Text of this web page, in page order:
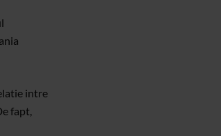
intre
fapt,